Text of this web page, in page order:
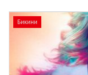
Бикини